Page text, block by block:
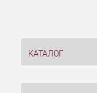
КАТАЛОГ